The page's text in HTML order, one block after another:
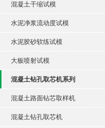
混凝土干缩试模
水泥净浆流动度试模
水泥胶砂软练试模
大板喷射试模
混凝土钻孔取芯机系列
混凝土路面钻芯取样机
混凝土钻孔取芯机